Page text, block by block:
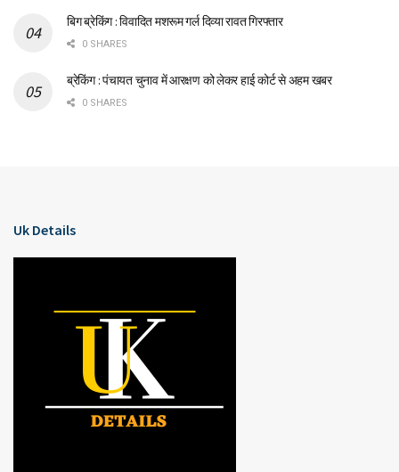
बिग ब्रेकिंग : विवादित मशरूम गर्ल दिव्या रावत गिरफ्तार
0 SHARES
ब्रेकिंग : पंचायत चुनाव में आरक्षण को लेकर हाई कोर्ट से अहम खबर
0 SHARES
Uk Details